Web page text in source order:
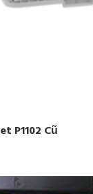
P1102 Cũ